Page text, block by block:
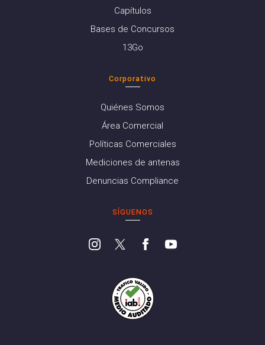
Capítulos
Bases de Concursos
13Go
Corporativo
Quiénes Somos
Área Comercial
Políticas Comerciales
Mediciones de antenas
Denuncias Compliance
SÍGUENOS